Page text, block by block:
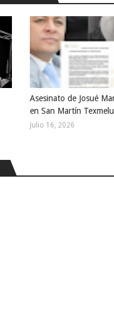
Asesinato de Josué
en San Martín
Julio 16, 2026